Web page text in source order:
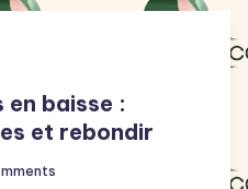
baisse :
et rebondir